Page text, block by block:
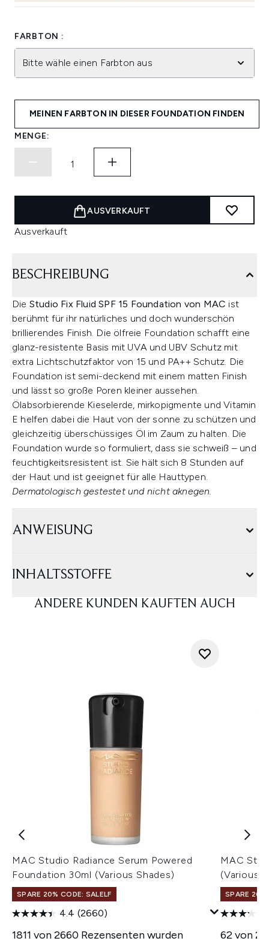
FARBTON :
Bitte wähle einen Farbton aus
MEINEN FARBTON IN DIESER FOUNDATION FINDEN
MENGE:
AUSVERKAUFT
Ausverkauft
BESCHREIBUNG
Die Studio Fix Fluid SPF 15 Foundation von MAC ist
berühmt für ihr natürliches und doch wunderschön
brillierendes Finish. Die ölfreie Foundation schafft eine
glanz-resistente Basis mit UVA und UBV Schutz mit
extra Lichtschutzfaktor von 15 und PA++ Schutz. Die
Foundation ist semi-deckend mit einem matten Finish
und lässt so große Poren kleiner aussehen.
Ölabsorbierende Kieselerde, mirkopigmente und Vitamin
E helfen dabei die Haut von der sonne zu schützen und
gleichzeitig überschüssiges Öl im Zaum zu halten. Die
Foundation wurde so formuliert, dass sie schweiß – und
feuchtigkeitsresistent ist. Sie hält sich 8 Stunden auf
der Haut und ist geeignet für alle Hauttypen.
Dermatologisch gestestet und nicht aknegen.
ANWEISUNG
INHALTSSTOFFE
ANDERE KUNDEN KAUFTEN AUCH
MAC Studio Radiance Serum Powered
Foundation 30ml (Various Shades)
SPARE 20% CODE: SALELF
4.4 (2660)
1811 von 2660 Rezensenten wurden
MAC
(Various
SPARE 20%
62 von